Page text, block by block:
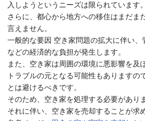
入しようというニーズは限られています。
さらに、都心から地方への移住はまだま
言えません。
一般的な要因 空き家問題の拡大に伴い、
などの経済的な負担が発生します。
また、空き家は周囲の環境に悪影響を及
トラブルの元となる可能性もありますの
とは避けるべきです。
そのため、空き家を処理する必要があり
それに伴い、空き家を売却することが求